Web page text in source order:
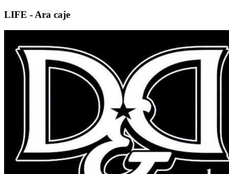
LIFE - Ara caje